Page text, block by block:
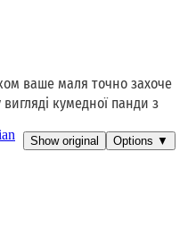
ваше маля точно захоче
кумедної панди з